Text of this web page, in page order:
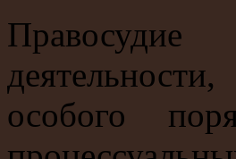
особого